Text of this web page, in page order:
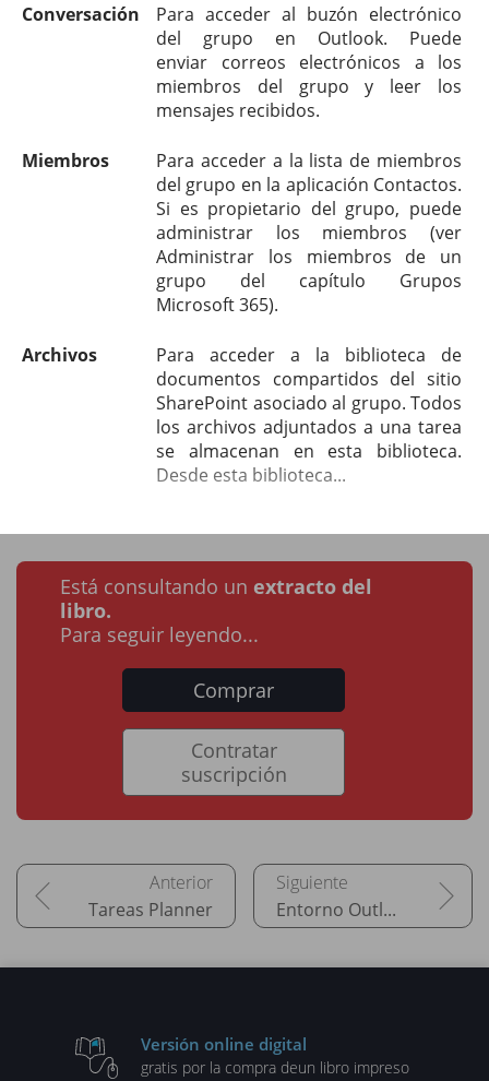
Conversación
Para acceder al buzón electrónico
del grupo en Outlook. Puede
enviar correos electrónicos a los
miembros del grupo y leer los
mensajes recibidos.
Miembros
Para acceder a la lista de miembros
del grupo en la aplicación Contactos.
Si es propietario del grupo, puede
administrar los miembros (ver
Administrar los miembros de un
grupo del capítulo Grupos
Microsoft 365).
Archivos
Para acceder a la biblioteca de
documentos compartidos del sitio
SharePoint asociado al grupo. Todos
los archivos adjuntados a una tarea
se almacenan en esta biblioteca.
Desde esta biblioteca...
Está consultando un extracto del
libro.
Para seguir leyendo...
Comprar
Contratar
suscripción
Tareas Planner Entorno Outlook (versión Web)
Versión online digital
gratis por la compra deun libro impreso